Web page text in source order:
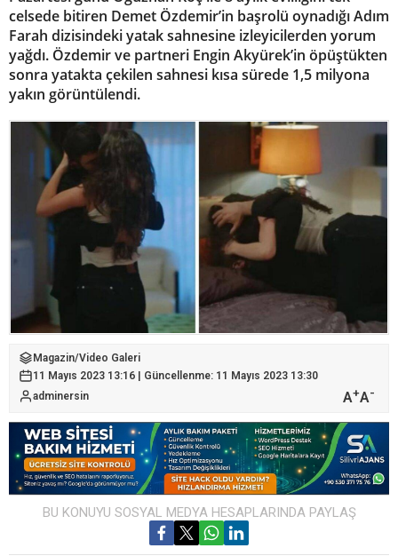
celsede bitiren Demet Özdemir’in başrolü oynadığı Adım
Farah dizisindeki yatak sahnesine izleyicilerden yorum
yağdı. Özdemir ve partneri Engin Akyürek’in öpüştükten
sonra yatakta çekilen sahnesi kısa sürede 1,5 milyona
yakın görüntülendi.
Magazin/Video Galeri
11 Mayıs 2023 13:16 | Güncellenme: 11 Mayıs 2023 13:30
adminersin
A+A-
BU KONUYU SOSYAL MEDYA HESAPLARINDA PAYLAŞ